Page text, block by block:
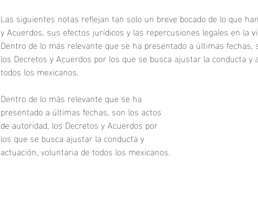
Las siguientes notas reflejan tan solo un breve bocado de lo que
y Acuerdos, sus efectos jurídicos y las repercusiones legales en la
Dentro de lo más relevante que se ha presentado a últimas fechas,
los Decretos y Acuerdos por los que se busca ajustar la conducta y
todos los mexicanos.
Dentro de lo más relevante que se ha
presentado a últimas fechas, son los actos
de autoridad, los Decretos y Acuerdos por
los que se busca ajustar la conducta y
actuación, voluntaria de todos los mexicanos.